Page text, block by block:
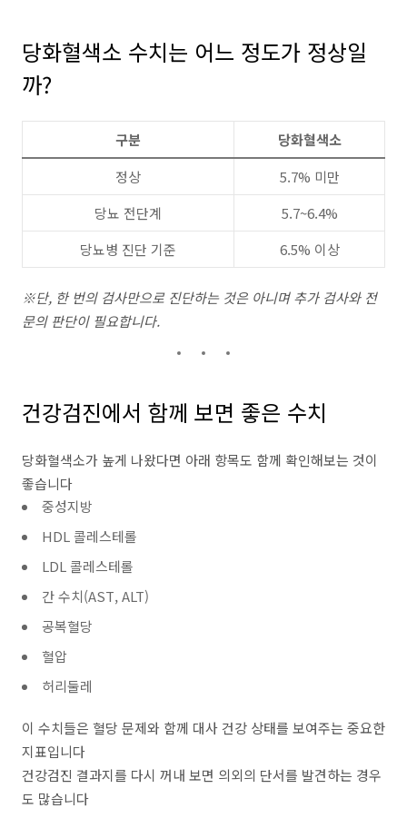
당화혈색소 수치는 어느 정도가 정상일
까?
구분
당화혈색소
정상
5.7% 미만
당뇨 전단계
5.7~6.4%
당뇨병 진단 기준
6.5% 이상
※단, 한 번의 검사만으로 진단하는 것은 아니며 추가 검사와 전
문의 판단이 필요합니다.
건강검진에서 함께 보면 좋은 수치
당화혈색소가 높게 나왔다면 아래 항목도 함께 확인해보는 것이
좋습니다
중성지방
HDL 콜레스테롤
LDL 콜레스테롤
간 수치(AST, ALT)
공복혈당
혈압
허리둘레
이 수치들은 혈당 문제와 함께 대사 건강 상태를 보여주는 중요한
지표입니다
건강검진 결과지를 다시 꺼내 보면 의외의 단서를 발견하는 경우
도 많습니다